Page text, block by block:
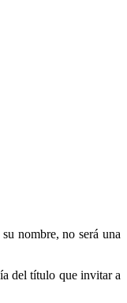
nombre, no será una
del título que invitar a